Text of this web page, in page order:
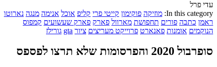
עדי פרל
In this category: מוזיקה פוקימון קייטי פרי קליפ אוכל אנימה מנגה נארוטו
ראמן כתבה פורים תחפושת מארוול פארק פארק שעשועים קמפוס
הנוקמים אומנות פאנארט פרוייקט מעריצים ציור gta גורילז
סופרבול 2020 והפרסומות שלא תרצו לפספס